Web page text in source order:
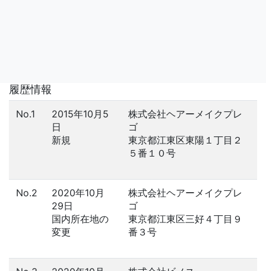
履歴情報
No.1
2015年10月5
日
新規
株式会社ヘアーメイクプレ
ゴ
東京都江東区東陽１丁目２
５番１０号
No.2
2020年10月
29日
国内所在地の
変更
株式会社ヘアーメイクプレ
ゴ
東京都江東区三好４丁目９
番３号